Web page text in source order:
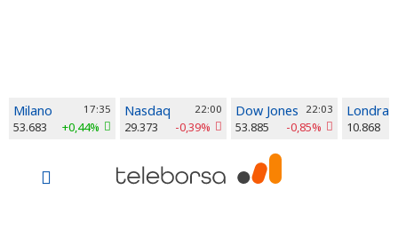
Milano 17:35
53.683 +0,44%
Nasdaq 22:00
29.373 -0,39%
Dow Jones 22:03
53.885 -0,85%
Londra
10.868